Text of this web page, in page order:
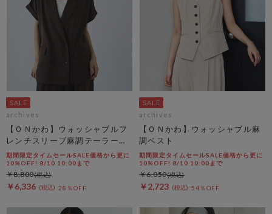
archives
【ＯＮかわ】ウォッシャブルフ
レンチスリーブ麻調テーラード
ＪＫ
期間限定タイムセールSALE価格から更に
10%OFF! 8/10 10:00まで
￥6,336 28％OFF
￥8,800
archives
【ＯＮかわ】ウォッシャブル麻
調ベスト
期間限定タイムセールSALE価格から更に
10%OFF! 8/10 10:00まで
￥2,723 54％OFF
￥6,050